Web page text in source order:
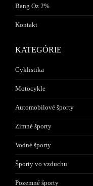
Bang Oz 2%
Kontakt
KATEGÓRIE
Cyklistika
Motocykle
Automobilové športy
Zimné športy
Vodné športy
Športy vo vzduchu
Pozemné športy